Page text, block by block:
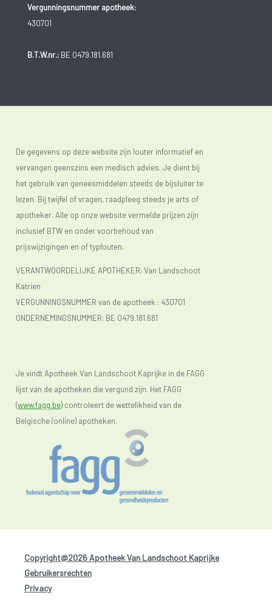
Vergunningsnummer apotheek:
430701
B.T.W.nr.:BE 0479.181.681
De gegevens op deze website zijn louter informatief en
vervangen geenszins een medisch advies. Je dient bij
het gebruik van geneesmiddelen steeds de bijsluiter te
lezen. Bij twijfel of vragen, raadpleeg steeds je arts of
apotheker. Alle op onze website vermelde prijzen zijn
inclusief BTW en onder voorbehoud van
prijswijzigingen en of typfouten.
VERANTWOORDELIJKE APOTHEKER: Van Landschoot
Katrien
VERGUNNINGSNUMMER van de apotheek : 430701
ONDERNEMINGSNUMMER: BE 0479.181.681
Je vindt Apotheek Van Landschoot Kaprijke in de FAGG
lijst van de apotheken die vergund zijn. Het FAGG
(www.fagg.be) controleert de wettelikheid van de
Belgische (online) apotheken.
Copyright@2026 Apotheek Van Landschoot Kaprijke
Gebruikersrechten
Privacy